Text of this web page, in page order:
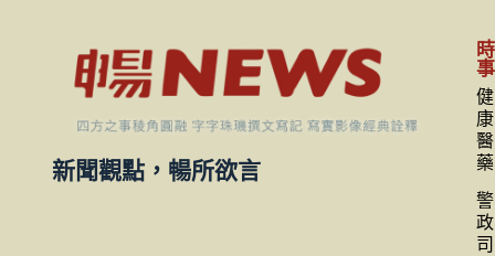
新聞觀點，暢所欲言
時
事
健
康
醫
藥
警
政
司